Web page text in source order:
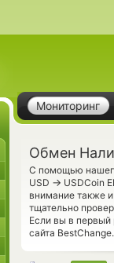
Мониторинг
Обмен
С помощью
USD → USDCoin
внимание также
тщательно
Если вы в первый
сайта